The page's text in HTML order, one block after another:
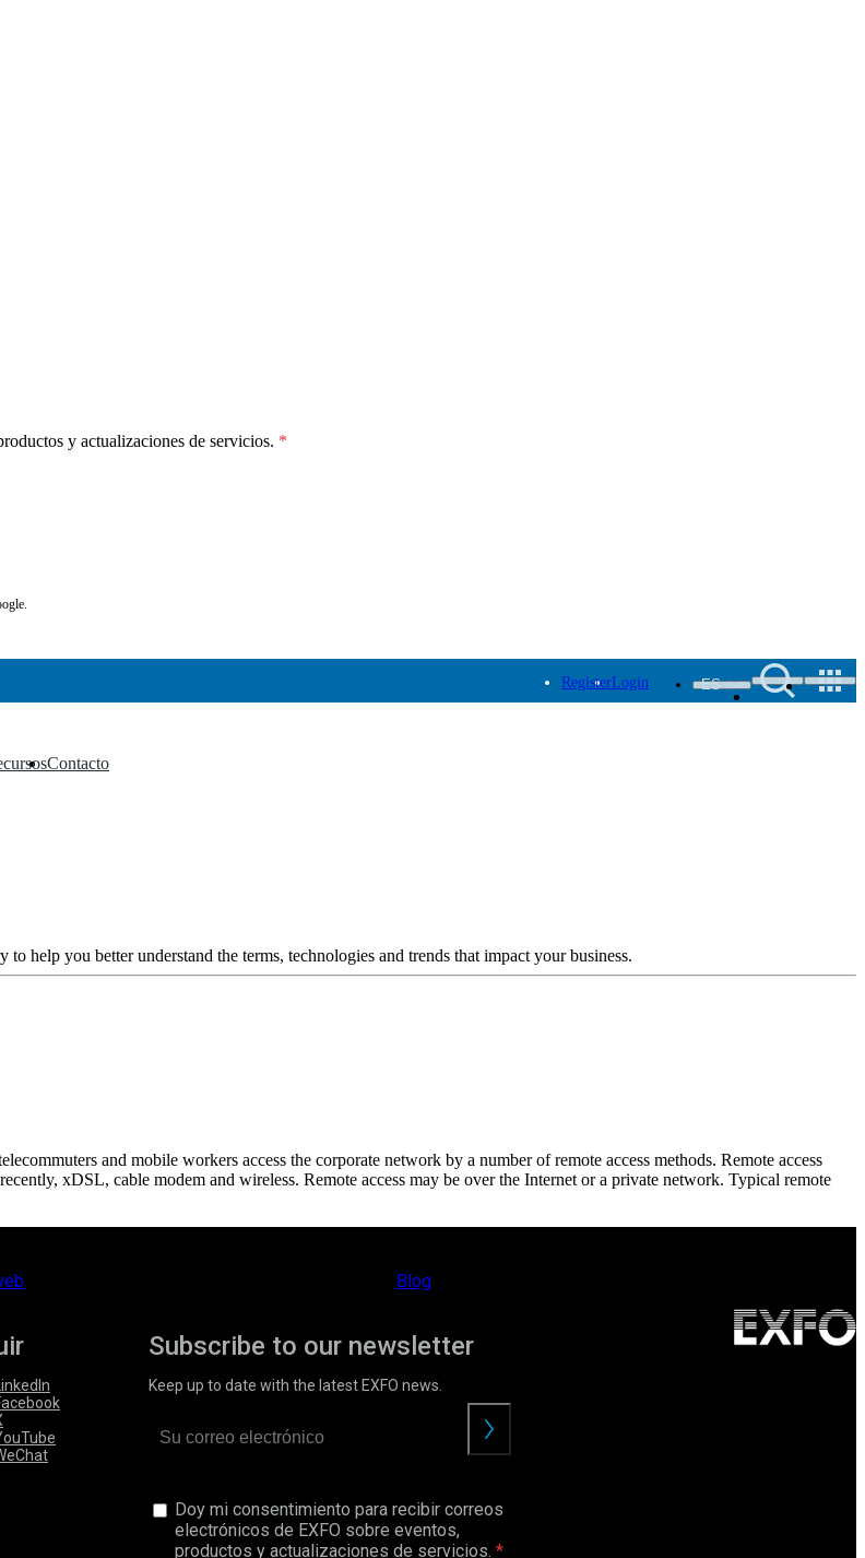
y actualizaciones de servicios.
RegisterLogin ES
Contacto
▼
help you better understand the terms, technologies and trends that impact your business.
and mobile workers access the corporate network by a number of remote access methods. Remote access
xDSL, cable modem and wireless. Remote access may be over the Internet or a private network. Typical remote
Blog
Subscribe to our newsletter
Keep up to date with the latest EXFO news.
Doy mi consentimiento para recibir correos
electrónicos de EXFO sobre eventos,
productos y actualizaciones de servicios.